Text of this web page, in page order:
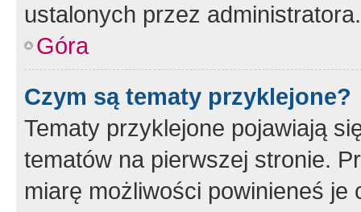
ustalonych przez administratora.
Góra
Czym są tematy przyklejone?
Tematy przyklejone pojawiają
tematów na pierwszej stronie.
miarę możliwości powinieneś je